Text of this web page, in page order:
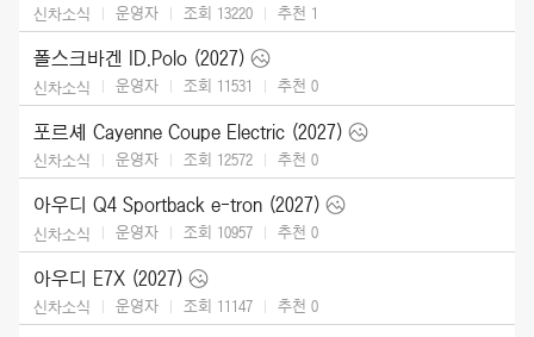
신차소식 운영자 조회 13220 추천 1
폴스크바겐 ID.Polo (2027)
신차소식 운영자 조회 11531 추천 0
포르셰 Cayenne Coupe Electric (2027)
신차소식 운영자 조회 12572 추천 0
아우디 Q4 Sportback e-tron (2027)
신차소식 운영자 조회 10957 추천 0
아우디 E7X (2027)
신차소식 운영자 조회 11147 추천 0